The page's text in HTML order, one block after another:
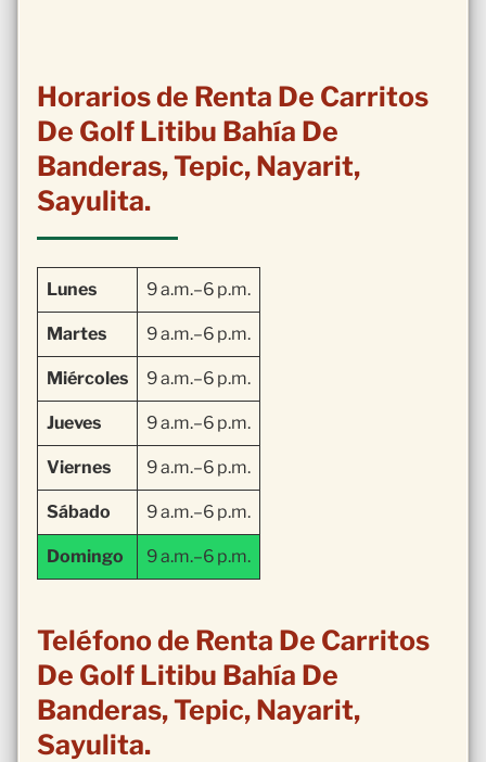
Horarios de Renta De Carritos
De Golf Litibu Bahía De
Banderas, Tepic, Nayarit,
Sayulita.
Lunes 9 a.m.–6 p.m.
Martes 9 a.m.–6 p.m.
Miércoles 9 a.m.–6 p.m.
Jueves 9 a.m.–6 p.m.
Viernes 9 a.m.–6 p.m.
Sábado 9 a.m.–6 p.m.
Domingo 9 a.m.–6 p.m.
Teléfono de Renta De Carritos
De Golf Litibu Bahía De
Banderas, Tepic, Nayarit,
Sayulita.